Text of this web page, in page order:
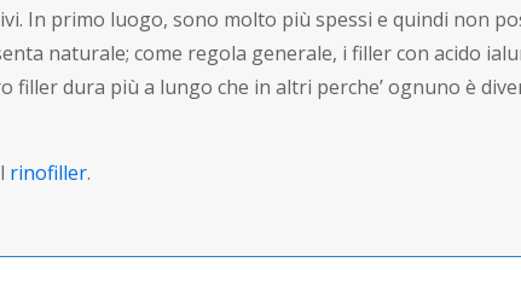
In primo luogo, sono molto più spessi e quindi non
naturale; come regola generale, i filler con acido
dura più a lungo che in altri perche’ ognuno è
rinofiller.